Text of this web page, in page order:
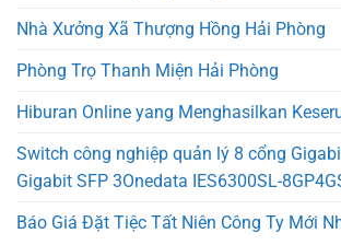
Nhà Xưởng Xã Thượng Hồng Hải Phòng
Phòng Trọ Thanh Miện Hải Phòng
Hiburan Online yang Menghasilkan
Switch công nghiệp quản lý 8 cổng
Gigabit SFP 3Onedata IES6300SL-
Báo Giá Đặt Tiệc Tất Niên Công Ty Mới